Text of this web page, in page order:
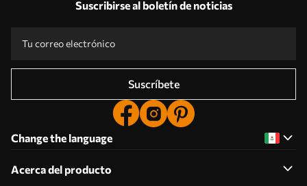
Suscribirse al boletín de noticias
Suscríbete
Change the language
Acerca del producto